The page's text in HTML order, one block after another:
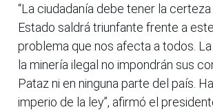
“La ciudadanía debe tener la
Estado saldrá triunfante frente a
problema que nos afecta a todos.
la minería ilegal no impondrán sus
Pataz ni en ninguna parte del país.
imperio de la ley”, afirmó el